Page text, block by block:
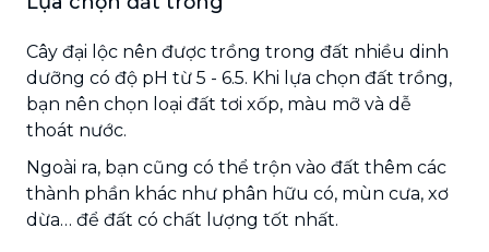
Cây đại lộc nên được trồng trong đất nhiều dinh
dưỡng có độ pH từ 5 - 6.5. Khi lựa chọn đất trồng,
bạn nên chọn loại đất tơi xốp, màu mỡ và dễ
thoát nước.
Ngoài ra, bạn cũng có thể trộn vào đất thêm các
thành phần khác như phân hữu có, mùn cưa, xơ
dừa… để đất có chất lượng tốt nhất.